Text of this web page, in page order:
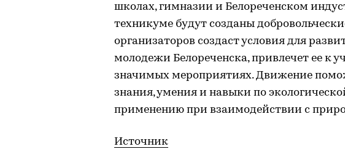
школах, гимназии и Белореченском
техникуме будут созданы
организаторов создаст условия для
молодежи Белореченска, привлечет ее к
значимых мероприятиях. Движение
знания, умения и навыки по
применению при взаимодействии с
Источник